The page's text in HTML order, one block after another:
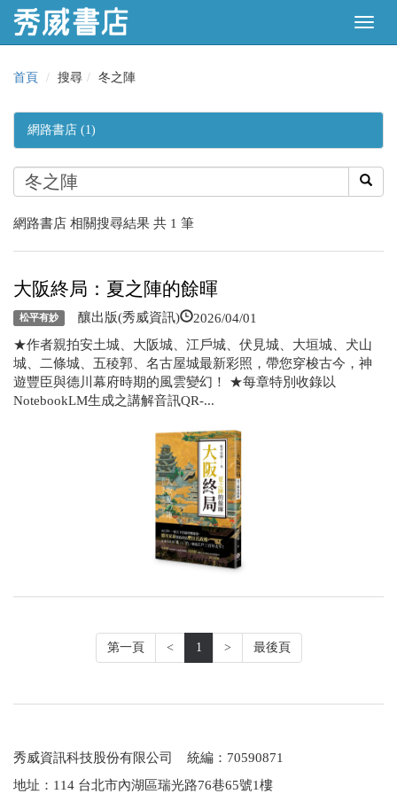
首頁 搜尋 冬之陣
網路書店 (1)
網路書店 相關搜尋結果 共 1 筆
大阪終局：夏之陣的餘暉
松平有妙 釀出版(秀威資訊) 2026/04/01
★作者親拍安土城、大阪城、江戶城、伏見城、大垣城、犬山
城、二條城、五稜郭、名古屋城最新彩照，帶您穿梭古今，神
遊豐臣與德川幕府時期的風雲變幻！ ★每章特別收錄以
NotebookLM生成之講解音訊QR-...
第一頁 < 1 > 最後頁
秀威資訊科技股份有限公司 統編：70590871
地址：114 台北市內湖區瑞光路76巷65號1樓